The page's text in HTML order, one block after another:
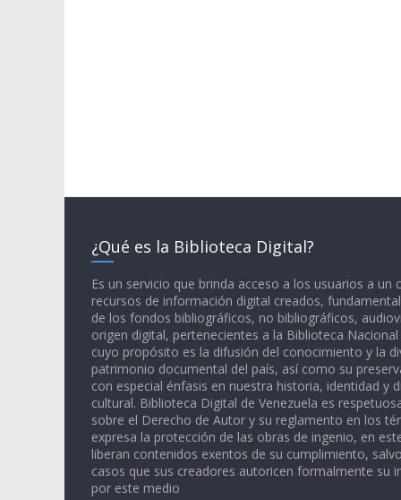
¿Qué es la Biblioteca Digital?
Es un servicio que brinda acceso a los usuarios a un
recursos de información digital creados,
de los fondos bibliográficos, no bibliográficos,
origen digital, pertenecientes a la Biblioteca Nacional
cuyo propósito es la difusión del conocimiento y la
patrimonio documental del país, así como su
con especial énfasis en nuestra historia, identidad y
cultural. Biblioteca Digital de Venezuela es
sobre el Derecho de Autor y su reglamento en los
expresa la protección de las obras de ingenio, en
liberan contenidos exentos de su cumplimiento,
casos que sus creadores autoricen formalmente su
por este medio